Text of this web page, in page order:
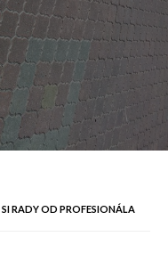
RADY OD PROFESIONÁLA